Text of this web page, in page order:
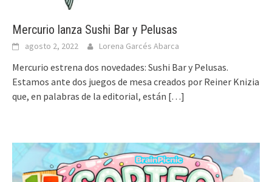
Mercurio lanza Sushi Bar y Pelusas
agosto 2, 2022 Lorena Garcés Abarca
Mercurio estrena dos novedades: Sushi Bar y Pelusas.
Estamos ante dos juegos de mesa creados por Reiner Knizia
que, en palabras de la editorial, están […]